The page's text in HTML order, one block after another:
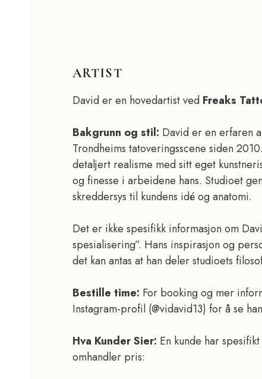
ARTIST
David er en hovedartist ved Freaks
Bakgrunn og stil: David er en erfaren
Trondheims tatoveringsscene siden
detaljert realisme med sitt eget
og finesse i arbeidene hans. Studioet
skreddersys til kundens idé og anatomi.
Det er ikke spesifikk informasjon om
spesialisering”. Hans inspirasjon og
det kan antas at han deler studioets
Bestille time: For booking og mer
Instagram-profil (@vidavid13) for å se
Hva Kunder Sier: En kunde har
omhandler pris: